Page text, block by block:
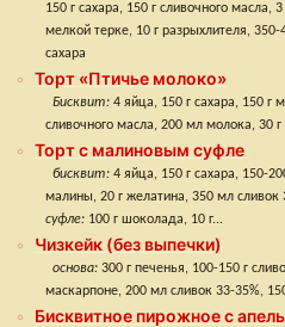
150 г сахара, 150 г сливочного масла,
мелкой терке, 10 г разрыхлителя,
сахара
Торт «Птичье молоко»
Бисквит: 4 яйца, 150 г сахара, 150
сливочного масла, 200 мл молока, 30
Торт с малиновым суфле
бисквит: 4 яйца, 150 г сахара, 150-
малины, 20 г желатина, 350 мл
суфле: 100 г шоколада, 10 г...
Чизкейк (без выпечки)
основа: 300 г печенья, 100-150 г
маскарпоне, 200 мл сливок 33-35%,
Бисквитное пирожное с